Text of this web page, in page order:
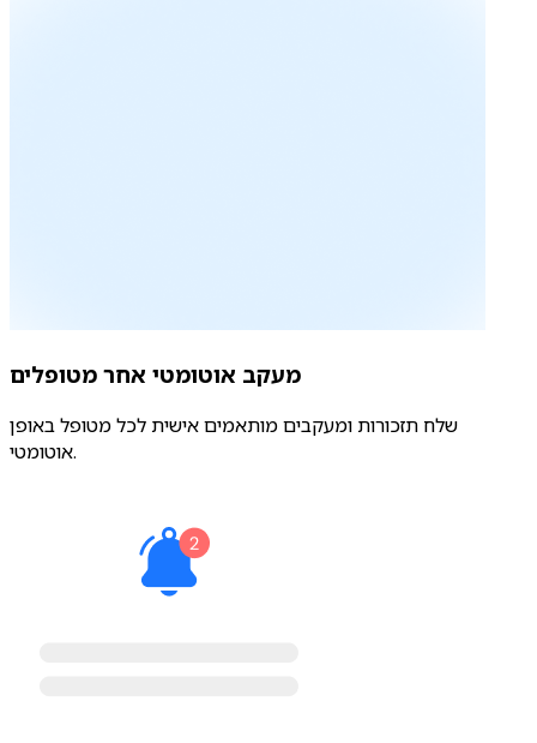
מעקב אוטומטי אחר מטופלים
שלח תזכורות ומעקבים מותאמים אישית לכל מטופל באופן
אוטומטי.